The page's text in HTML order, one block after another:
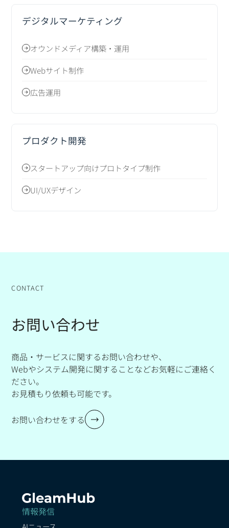
デジタルマーケティング
オウンドメディア構築・運用
Webサイト制作
広告運用
プロダクト開発
スタートアップ向けプロトタイプ制作
UI/UXデザイン
CONTACT
お問い合わせ
商品・サービスに関するお問い合わせや、
Webやシステム開発に関することなどお気軽にご連絡く
ださい。
お見積もり依頼も可能です。
お問い合わせをする
情報発信